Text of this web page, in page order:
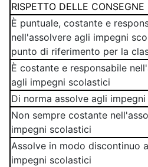
RISPETTO DELLE CONSEGNE
È puntuale, costante e
nell'assolvere agli impegni
punto di riferimento per la
È costante e responsabile
agli impegni scolastici
Di norma assolve agli
Non sempre costante
impegni scolastici
Assolve in modo discontinuo
impegni scolastici